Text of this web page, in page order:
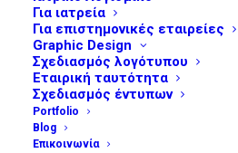
Για ιατρεία
Για επιστημονικές εταιρείες
Graphic Design
Σχεδιασμός λογότυπου
Εταιρική ταυτότητα
Σχεδιασμός έντυπων
Portfolio
Blog
Επικοινωνία